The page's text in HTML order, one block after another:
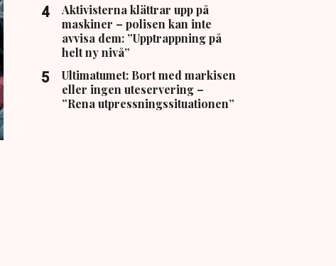
Aktivisterna klättrar upp på
maskiner – polisen kan inte
avvisa dem: ”Upptrappning på
helt ny nivå”
Ultimatumet: Bort med markisen
eller ingen uteservering –
”Rena utpressningssituationen”